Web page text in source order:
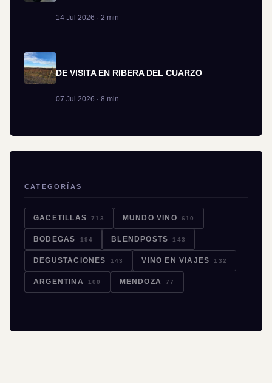
14 Jul 2026 · 2 min
DE VISITA EN RIBERA DEL CUARZO
07 Jul 2026 · 8 min
CATEGORÍAS
GACETILLAS 713 MUNDO VINO 610
BODEGAS 194 BLENDPOSTS 143
DEGUSTACIONES 143 VINO EN VIAJES 132
ARGENTINA 100 MENDOZA 77